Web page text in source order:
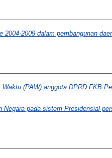
2009 dalam pembangunan
(PAW) anggota DPRD FKB
pada sistem Presidensial